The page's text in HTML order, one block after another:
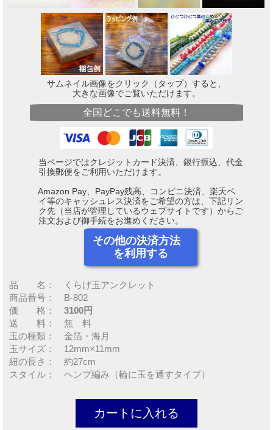
サムネイル画像をクリック（タップ）すると、
大きな画像でご覧いただけます。
全国どこでも送料無料！
当ページではクレジットカード決済、銀行振込、代金
引換郵便をご利用いただけます。
Amazon Pay、PayPay残高、コンビニ決済、楽天ペ
イ等のキャッシュレス決済をご希望の方は、下記リン
ク先（当店が管理しているウェブサイトです）からご
注文および御手続をお進めください。
その他の決済方法
を利用する
品 名： くらげ玉アンクレット
商品番号： B-802
価 格： 3100円
送 料： 無 料
玉の種類： 金箔・海月
玉サイズ： 12mm×11mm
紐の長さ： 約27cm
スタイル： ヘンプ編み（輪に玉を通すタイプ）